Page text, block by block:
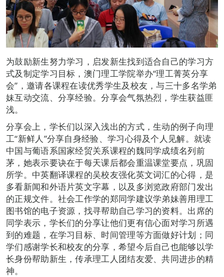
为鼓励新生努力学习，启发新生找到适合自己的学习方
式及制定学习目标，澳门理工学院举办“理工菁英分享
会”，邀请各课程在读优秀学生及校友，与三十多名学弟
妹互动交流、分享经验。分享会气氛热烈，学生获益匪
浅。
分享会上，学长们以深入浅出的方式，生动的例子向理
工“新鲜人”分享自身经验、学习心得及个人见解。就读
中国与葡语系国家经贸关系课程的魏同学成绩名列前
茅，她表示要诀在于每天课后都会重温课堂要点，巩固
所学。中英翻译课程的吴校友强化英文词汇的心得，是
多看新闻和外语片英文字幕，以及多浏览政府部门发出
的正规文件。社会工作学的郑同学建议学弟妹善用理工
图书馆的电子资源，找寻帮助自己学习的资料。出席的
同学表示，学长们的分享让他们更有信心面对学习所遇
到的难题，在学习目标、时间管理等方面做好计划；同
学们感谢学长和校友的分享，希望今后自己也能够以学
长身份帮助新生，传承理工人团结友爱、共同进步的精
神。